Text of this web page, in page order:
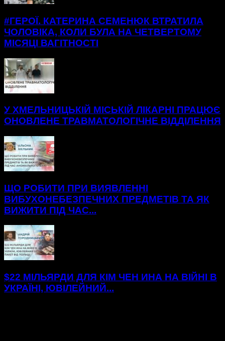
#ГЕРОЇ. КАТЕРИНА СЕМЕНЮК ВТРАТИЛА
ЧОЛОВІКА, КОЛИ БУЛА НА ЧЕТВЕРТОМУ
МІСЯЦІ ВАГІТНОСТІ
У ХМЕЛЬНИЦЬКІЙ МІСЬКІЙ ЛІКАРНІ ПРАЦЮЄ
ОНОВЛЕНЕ ТРАВМАТОЛОГІЧНЕ ВІДДІЛЕННЯ
ЩО РОБИТИ ПРИ ВИЯВЛЕННІ
ВИБУХОНЕБЕЗПЕЧНИХ ПРЕДМЕТІВ ТА ЯК
ВИЖИТИ ПІД ЧАС...
$22 МІЛЬЯРДИ ДЛЯ КІМ ЧЕН ИНА НА ВІЙНІ В
УКРАЇНІ, ЮВІЛЕЙНИЙ...